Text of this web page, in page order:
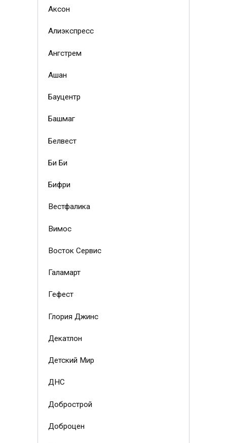
Аксон
Алиэкспресс
Ангстрем
Ашан
Бауцентр
Башмаг
Белвест
Би Би
Бифри
Вестфалика
Вимос
Восток Сервис
Галамарт
Гефест
Глория Джинс
Декатлон
Детский Мир
ДНС
Добрострой
Доброцен